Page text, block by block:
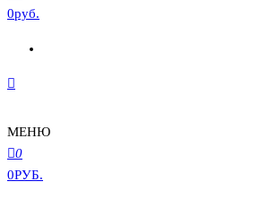
0руб.
МЕНЮ
0
0РУБ.